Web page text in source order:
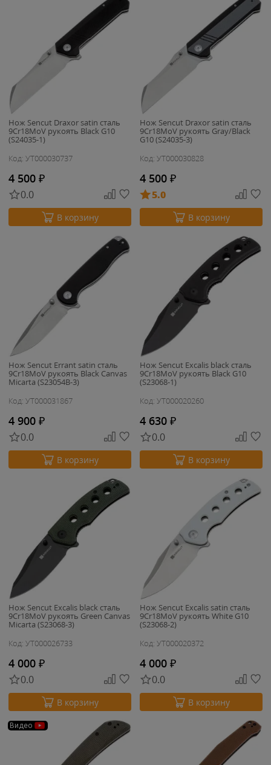
Нож Sencut Draxor satin сталь
9Cr18MoV рукоять Black G10
(S24035-1)
Код: УТ000030737
4 500 ₽
0.0
В корзину
Нож Sencut Draxor satin сталь
9Cr18MoV рукоять Gray/Black
G10 (S24035-3)
Код: УТ000030828
4 500 ₽
5.0
В корзину
Нож Sencut Errant satin сталь
9Cr18MoV рукоять Black Canvas
Micarta (S23054B-3)
Код: УТ000031867
4 900 ₽
0.0
В корзину
Нож Sencut Excalis black сталь
9Cr18MoV рукоять Black G10
(S23068-1)
Код: УТ000020260
4 630 ₽
0.0
В корзину
Нож Sencut Excalis black сталь
9Cr18MoV рукоять Green Canvas
Micarta (S23068-3)
Код: УТ000026733
4 000 ₽
0.0
В корзину
Нож Sencut Excalis satin сталь
9Cr18MoV рукоять White G10
(S23068-2)
Код: УТ000020372
4 000 ₽
0.0
В корзину
Видео